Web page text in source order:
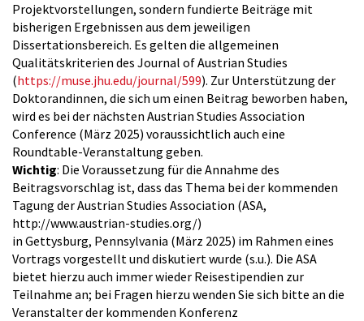
Projektvorstellungen, sondern fundierte Beiträge mit
bisherigen Ergebnissen aus dem jeweiligen
Dissertationsbereich. Es gelten die allgemeinen
Qualitätskriterien des Journal of Austrian Studies
(https://muse.jhu.edu/journal/599). Zur Unterstützung der
Doktorandinnen, die sich um einen Beitrag beworben haben,
wird es bei der nächsten Austrian Studies Association
Conference (März 2025) voraussichtlich auch eine
Roundtable-Veranstaltung geben.
Wichtig: Die Voraussetzung für die Annahme des
Beitragsvorschlag ist, dass das Thema bei der kommenden
Tagung der Austrian Studies Association (ASA,
http://www.austrian-studies.org/)
in Gettysburg, Pennsylvania (März 2025) im Rahmen eines
Vortrags vorgestellt und diskutiert wurde (s.u.). Die ASA
bietet hierzu auch immer wieder Reisestipendien zur
Teilnahme an; bei Fragen hierzu wenden Sie sich bitte an die
Veranstalter der kommenden Konferenz